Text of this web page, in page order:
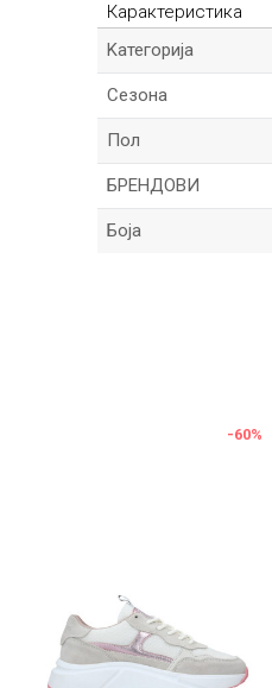
Карактеристика
Kатегорија
Сезона
Пол
БРЕНДОВИ
Боја
-60%